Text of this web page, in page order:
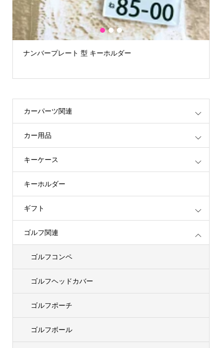
ナンバープレート 型 キーホルダー
1 2 3
カーパーツ関連
カー用品
キーケース
キーホルダー
ギフト
ゴルフ関連
ゴルフコンペ
ゴルフヘッドカバー
ゴルフポーチ
ゴルフボール